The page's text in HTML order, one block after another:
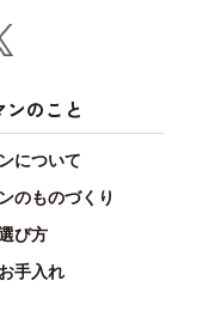
のこと
について
のものづくり
び方
手入れ